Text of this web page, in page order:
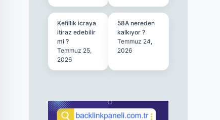
Kefillik icraya
itiraz edebilir
mi ?
Temmuz 25,
2026
58A nereden
kalkıyor ?
Temmuz 24,
2026